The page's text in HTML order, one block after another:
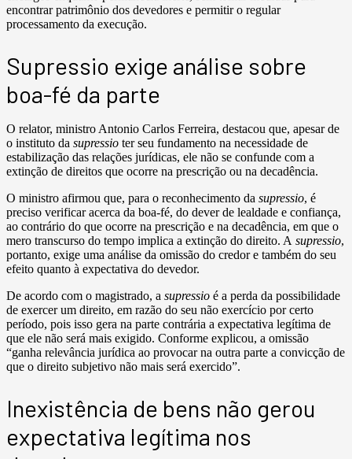
encontrar patrimônio dos devedores e permitir o regular
processamento da execução.
Supressio exige análise sobre
boa-fé da parte
O relator, ministro Antonio Carlos Ferreira, destacou que, apesar de
o instituto da supressio ter seu fundamento na necessidade de
estabilização das relações jurídicas, ele não se confunde com a
extinção de direitos que ocorre na prescrição ou na decadência.
O ministro afirmou que, para o reconhecimento da supressio, é
preciso verificar acerca da boa-fé, do dever de lealdade e confiança,
ao contrário do que ocorre na prescrição e na decadência, em que o
mero transcurso do tempo implica a extinção do direito. A supressio,
portanto, exige uma análise da omissão do credor e também do seu
efeito quanto à expectativa do devedor.
De acordo com o magistrado, a supressio é a perda da possibilidade
de exercer um direito, em razão do seu não exercício por certo
período, pois isso gera na parte contrária a expectativa legítima de
que ele não será mais exigido. Conforme explicou, a omissão
“ganha relevância jurídica ao provocar na outra parte a convicção de
que o direito subjetivo não mais será exercido”.
Inexistência de bens não gerou
expectativa legítima nos